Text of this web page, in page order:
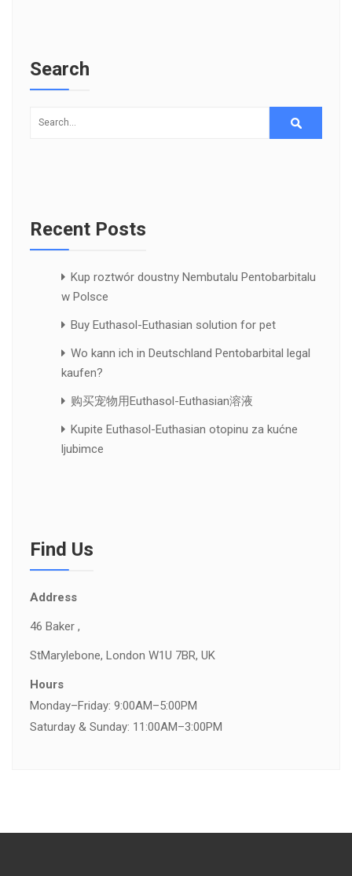
Search
Recent Posts
Kup roztwór doustny Nembutalu Pentobarbitalu
w Polsce
Buy Euthasol-Euthasian solution for pet
Wo kann ich in Deutschland Pentobarbital legal
kaufen?
购买宠物用Euthasol-Euthasian溶液
Kupite Euthasol-Euthasian otopinu za kućne
ljubimce
Find Us
Address
46 Baker ,
StMarylebone, London W1U 7BR, UK
Hours
Monday–Friday: 9:00AM–5:00PM
Saturday & Sunday: 11:00AM–3:00PM